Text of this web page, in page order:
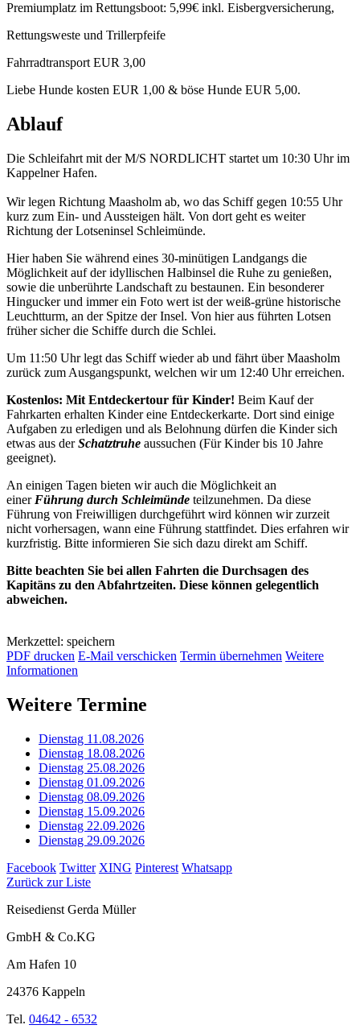
Premiumplatz im Rettungsboot: 5,99€ inkl. Eisbergversicherung,
Rettungsweste und Trillerpfeife
Fahrradtransport EUR 3,00
Liebe Hunde kosten EUR 1,00 & böse Hunde EUR 5,00.
Ablauf
Die Schleifahrt mit der M/S NORDLICHT startet um 10:30 Uhr im
Kappelner Hafen.
Wir legen Richtung Maasholm ab, wo das Schiff gegen 10:55 Uhr
kurz zum Ein- und Aussteigen hält. Von dort geht es weiter
Richtung der Lotseninsel Schleimünde.
Hier haben Sie während eines 30-minütigen Landgangs die
Möglichkeit auf der idyllischen Halbinsel die Ruhe zu genießen,
sowie die unberührte Landschaft zu bestaunen. Ein besonderer
Hingucker und immer ein Foto wert ist der weiß-grüne historische
Leuchtturm, an der Spitze der Insel. Von hier aus führten Lotsen
früher sicher die Schiffe durch die Schlei.
Um 11:50 Uhr legt das Schiff wieder ab und fährt über Maasholm
zurück zum Ausgangspunkt, welchen wir um 12:40 Uhr erreichen.
Kostenlos: Mit Entdeckertour für Kinder! Beim Kauf der
Fahrkarten erhalten Kinder eine Entdeckerkarte. Dort sind einige
Aufgaben zu erledigen und als Belohnung dürfen die Kinder sich
etwas aus derSchatztruhe aussuchen (Für Kinder bis 10 Jahre
geeignet).
An einigen Tagen bieten wir auch die Möglichkeit an
einer Führung durch Schleimünde teilzunehmen. Da diese
Führung von Freiwilligen durchgeführt wird können wir zurzeit
nicht vorhersagen, wann eine Führung stattfindet. Dies erfahren wir
kurzfristig. Bitte informieren Sie sich dazu direkt am Schiff.
Bitte beachten Sie bei allen Fahrten die Durchsagen des
Kapitäns zu den Abfahrtzeiten. Diese können gelegentlich
abweichen.
Merkzettel: speichern
PDF drucken E-Mail verschicken Termin übernehmen Weitere
Informationen
Weitere Termine
Dienstag 11.08.2026
Dienstag 18.08.2026
Dienstag 25.08.2026
Dienstag 01.09.2026
Dienstag 08.09.2026
Dienstag 15.09.2026
Dienstag 22.09.2026
Dienstag 29.09.2026
Facebook Twitter XING Pinterest Whatsapp
Zurück zur Liste
Reisedienst Gerda Müller
GmbH & Co.KG
Am Hafen 10
24376 Kappeln
Tel. 04642 - 6532